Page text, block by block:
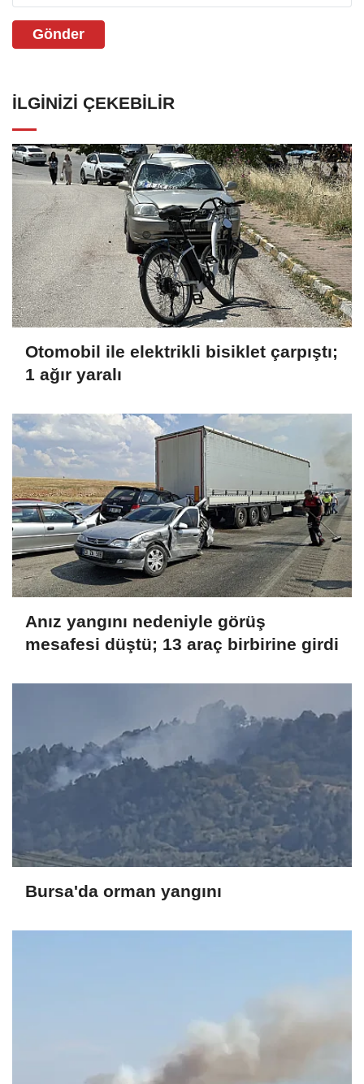
Gönder
İLGINIZI ÇEKEBILIR
Otomobil ile elektrikli bisiklet çarpıştı;
1 ağır yaralı
Anız yangını nedeniyle görüş
mesafesi düştü; 13 araç birbirine girdi
Bursa'da orman yangını